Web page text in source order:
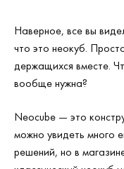
Наверное, все вы
что это неокуб.
держащихся вместе.
вообще нужна?
Neocube — это
можно увидеть много
решений, но в